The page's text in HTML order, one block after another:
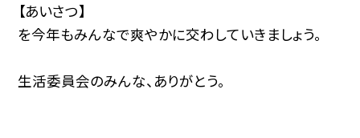
【あいさつ】
を今年もみんなで爽やかに交わしていきましょう。
生活委員会のみんな、ありがとう。